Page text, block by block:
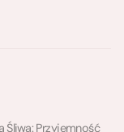
Śliwą: Przyjemność